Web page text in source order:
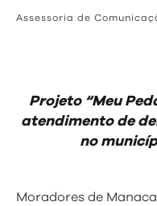
Assessoria de
Projeto “Meu
atendimento de
no
Moradores de